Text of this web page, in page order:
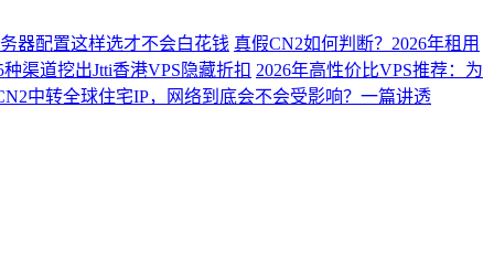
器配置这样选才不会白花钱 真假CN2如何判断？2026年租用
渠道挖出Jtti香港VPS隐藏折扣 2026年高性价比VPS推荐：为
中转全球住宅IP，网络到底会不会受影响？一篇讲透